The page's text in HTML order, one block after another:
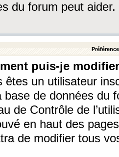
du forum peut aider.
puis-je
êtes un utilisateur
base de données du
de Contrôle de
en haut des
de modifier tous